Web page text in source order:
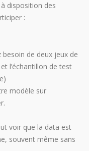
disposition des
:
de deux jeux de
l’échantillon de test
modèle sur
voir que la data est
souvent même sans